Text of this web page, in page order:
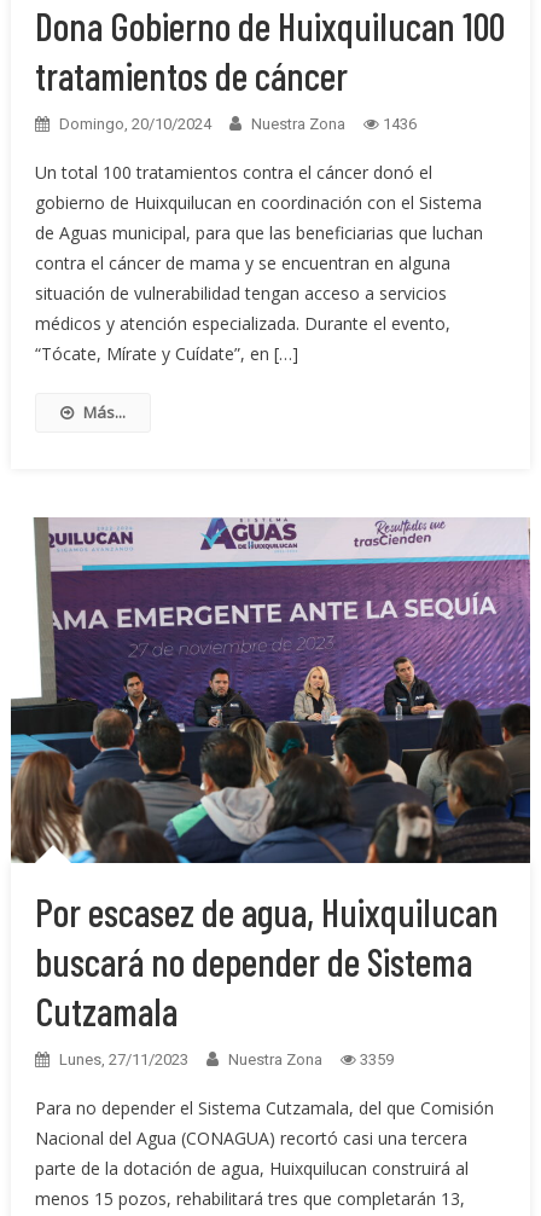
Dona Gobierno de Huixquilucan 100
tratamientos de cáncer
Domingo, 20/10/2024 Nuestra Zona 1436
Un total 100 tratamientos contra el cáncer donó el
gobierno de Huixquilucan en coordinación con el Sistema
de Aguas municipal, para que las beneficiarias que luchan
contra el cáncer de mama y se encuentran en alguna
situación de vulnerabilidad tengan acceso a servicios
médicos y atención especializada. Durante el evento,
“Tócate, Mírate y Cuídate”, en […]
Más...
Por escasez de agua, Huixquilucan
buscará no depender de Sistema
Cutzamala
Lunes, 27/11/2023 Nuestra Zona 3359
Para no depender el Sistema Cutzamala, del que Comisión
Nacional del Agua (CONAGUA) recortó casi una tercera
parte de la dotación de agua, Huixquilucan construirá al
menos 15 pozos, rehabilitará tres que completarán 13,